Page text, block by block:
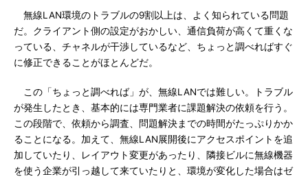
無線LAN環境のトラブルの9割以上は、よく知られている問題
だ。クライアント側の設定がおかしい、通信負荷が高くて重くな
っている、チャネルが干渉しているなど、ちょっと調べればすぐ
に修正できることがほとんどだ。
この「ちょっと調べれば」が、無線LANでは難しい。トラブル
が発生したとき、基本的には専門業者に課題解決の依頼を行う。
この段階で、依頼から調査、問題解決までの時間がたっぷりかか
ることになる。加えて、無線LAN展開後にアクセスポイントを追
加していたり、レイアウト変更があったり、隣接ビルに無線機器
を使う企業が引っ越して来ていたりと、環境が変化した場合はゼ